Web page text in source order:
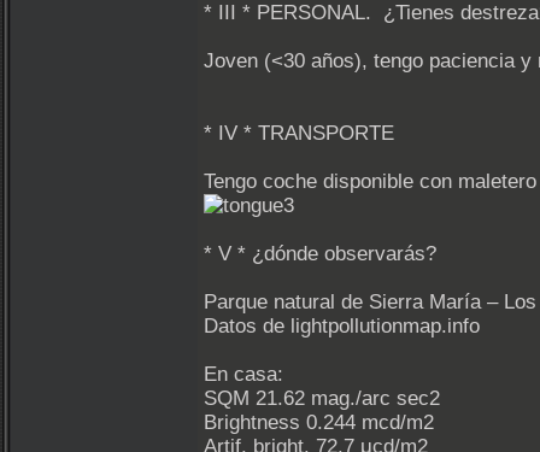
* III * PERSONAL. ¿Tienes
Joven (<30 años), tengo paciencia
* IV * TRANSPORTE
Tengo coche disponible con
* V * ¿dónde observarás?
Parque natural de Sierra María –
Datos de lightpollutionmap.info
En casa:
SQM 21.62 mag./arc sec2
Brightness 0.244 mcd/m2
Artif. bright. 72.7 μcd/m2